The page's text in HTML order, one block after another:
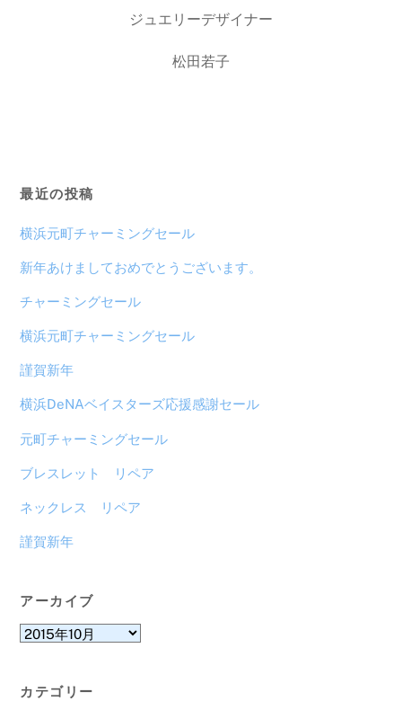
ジュエリーデザイナー
松田若子
最近の投稿
横浜元町チャーミングセール
新年あけましておめでとうございます。
チャーミングセール
横浜元町チャーミングセール
謹賀新年
横浜DeNAベイスターズ応援感謝セール
元町チャーミングセール
ブレスレット リペア
ネックレス リペア
謹賀新年
アーカイブ
ア
イ
カテゴリー